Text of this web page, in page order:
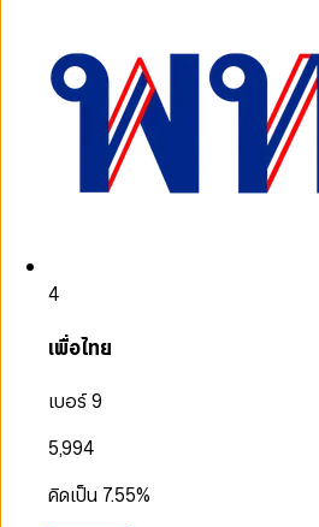
4
เพื่อไทย
เบอร์ 9
5,994
คิดเป็น 7.55%